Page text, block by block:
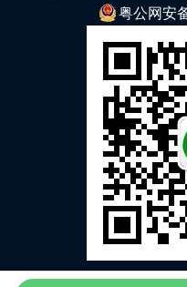
粤公网安